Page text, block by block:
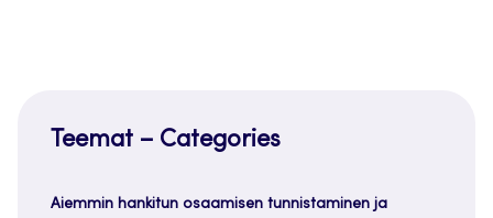
Teemat – Categories
Aiemmin hankitun osaamisen tunnistaminen ja